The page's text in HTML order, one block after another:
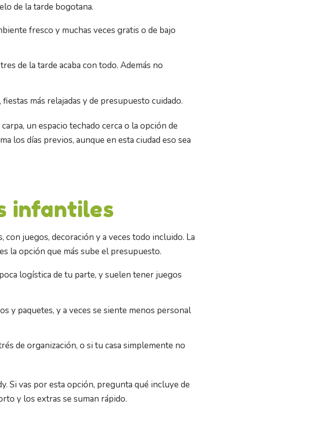
de la tarde bogotana.
fresco y muchas veces gratis o de bajo
de la tarde acaba con todo. Además no
más relajadas y de presupuesto cuidado.
un espacio techado cerca o la opción de
los días previos, aunque en esta ciudad eso sea
infantiles
juegos, decoración y a veces todo incluido. La
la opción que más sube el presupuesto.
logística de tu parte, y suelen tener juegos
y paquetes, y a veces se siente menos personal
de organización, o si tu casa simplemente no
Si vas por esta opción, pregunta qué incluye de
y los extras se suman rápido.